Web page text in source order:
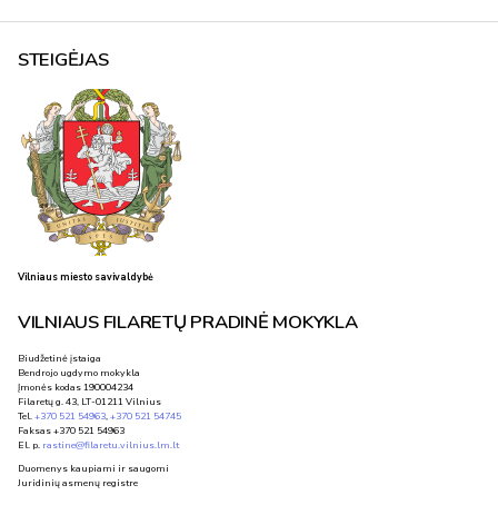
STEIGĖJAS
Vilniaus miesto savivaldybė
VILNIAUS FILARETŲ PRADINĖ MOKYKLA
Biudžetinė įstaiga
Bendrojo ugdymo mokykla
Įmonės kodas 190004234
Filaretų g. 43, LT-01211 Vilnius
Tel.+370 521 54963,+370 521 54745
Faksas +370 521 54963
El. p. rastine@filaretu.vilnius.lm.lt
Duomenys kaupiami ir saugomi
Juridinių asmenų registre